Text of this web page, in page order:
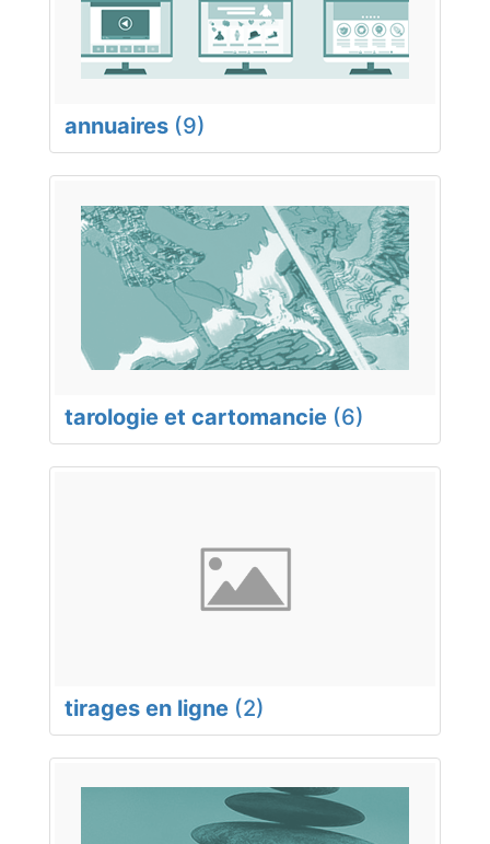
annuaires (9)
tarologie et cartomancie (6)
tirages en ligne (2)